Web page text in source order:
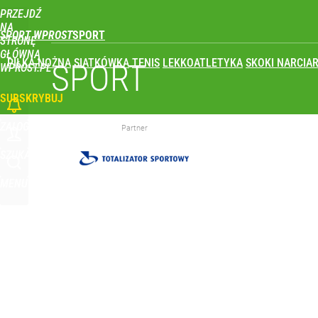
PRZEJDŹ
NA
STRONĘ
GŁÓWNĄ
WPROST.PL
SPORT WPROST
PIŁKA NOŻNA SIATKÓWKA TENIS LEKKOATLETYKA SKOKI
SUBSKRYBUJSPORT
Partner